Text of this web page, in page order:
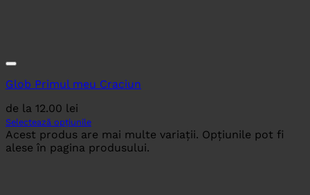
Glob Primul meu Craciun
de la 12.00 lei
Selectează opțiunile
Acest produs are mai multe variații. Opțiunile pot fi
alese în pagina produsului.